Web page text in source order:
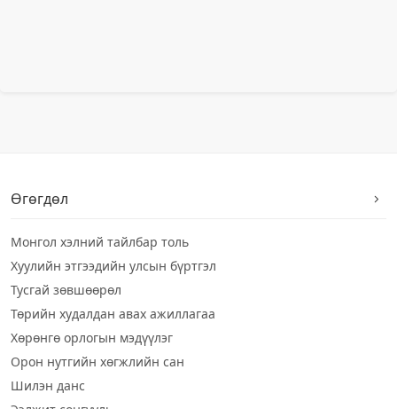
Өгөгдөл
Монгол хэлний тайлбар толь
Хуулийн этгээдийн улсын бүртгэл
Тусгай зөвшөөрөл
Төрийн худалдан авах ажиллагаа
Хөрөнгө орлогын мэдүүлэг
Орон нутгийн хөгжлийн сан
Шилэн данс